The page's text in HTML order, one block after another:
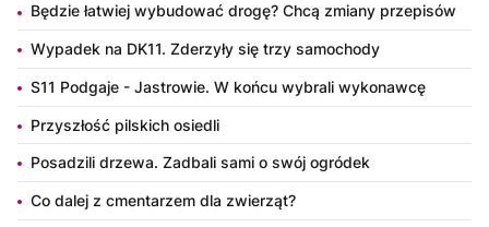
Będzie łatwiej wybudować drogę? Chcą zmiany przepisów
Wypadek na DK11. Zderzyły się trzy samochody
S11 Podgaje - Jastrowie. W końcu wybrali wykonawcę
Przyszłość pilskich osiedli
Posadzili drzewa. Zadbali sami o swój ogródek
Co dalej z cmentarzem dla zwierząt?